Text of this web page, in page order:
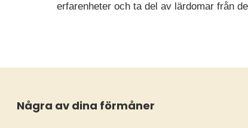
erfarenheter och ta del av lärdomar från
Några av dina förmåner